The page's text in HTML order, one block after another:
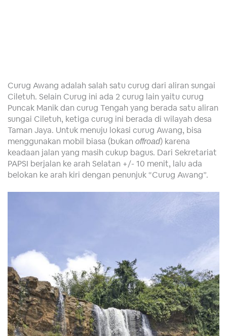
Curug Awang adalah salah satu curug dari aliran sungai
Ciletuh. Selain Curug ini ada 2 curug lain yaitu curug
Puncak Manik dan curug Tengah yang berada satu aliran
sungai Ciletuh, ketiga curug ini berada di wilayah desa
Taman Jaya. Untuk menuju lokasi curug Awang, bisa
menggunakan mobil biasa (bukan offroad) karena
keadaan jalan yang masih cukup bagus. Dari Sekretariat
PAPSI berjalan ke arah Selatan +/- 10 menit, lalu ada
belokan ke arah kiri dengan penunjuk “Curug Awang”.